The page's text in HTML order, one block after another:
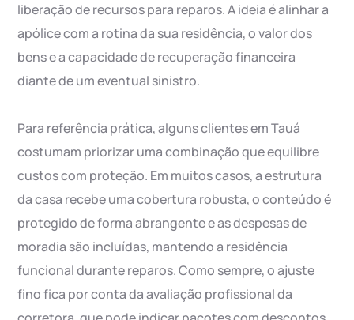
liberação de recursos para reparos. A ideia é alinhar a
apólice com a rotina da sua residência, o valor dos
bens e a capacidade de recuperação financeira
diante de um eventual sinistro.
Para referência prática, alguns clientes em Tauá
costumam priorizar uma combinação que equilibre
custos com proteção. Em muitos casos, a estrutura
da casa recebe uma cobertura robusta, o conteúdo é
protegido de forma abrangente e as despesas de
moradia são incluídas, mantendo a residência
funcional durante reparos. Como sempre, o ajuste
fino fica por conta da avaliação profissional da